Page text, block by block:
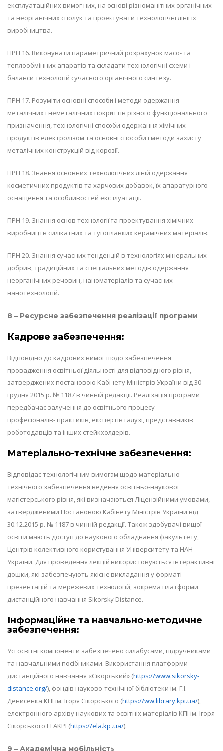
експлуатаційних вимог них, на основі різноманітних органічних
та неорганічних сполук та проектувати технологічні лінії їх
виробництва.
ПРН 16. Виконувати параметричний розрахунок масо- та
теплообмінних апаратів та складати технологічні схеми і
баланси технологій сучасного органічного синтезу.
ПРН 17. Розуміти основні способи і методи одержання
металічних і неметалічних покриттів різного функціонального
призначення, технологічні способи одержання хімічних
продуктів електролізом та основні способи і методи захисту
металічних конструкцій від корозії.
ПРН 18. Знання основних технологічних ліній одержання
косметичних продуктів та харчових добавок, їх апаратурного
оснащення та особливостей експлуатації.
ПРН 19. Знання основ технології та проектування хімічних
виробництв силікатних та тугоплавких керамічних матеріалів.
ПРН 20. Знання сучасних тенденцій в технологіях мінеральних
добрив, традиційних та спеціальних методів одержання
неорганічних речовин, наноматеріалів та сучасних
нанотехнологій.
8 – Ресурсне забезпечення реалізації програми
Кадрове забезпечення:
Відповідно до кадрових вимог щодо забезпечення
провадження освітньої діяльності для відповідного рівня,
затверджених постановою Кабінету Міністрів України від 30
грудня 2015 р. № 1187 в чинній редакції. Реалізація програми
передбачає залучення до освітнього процесу
професіоналів- практиків, експертів галузі, представників
роботодавців та інших стейкхолдерів.
Матеріально-технічне забезпечення:
Відповідає технологічним вимогам щодо матеріально-
технічного забезпечення ведення освітньо-наукової
магістерського рівня, які визначаються Ліцензійними умовами,
затвердженими Постановою Кабінету Міністрів України від
30.12.2015 р. № 1187 в чинній редакції. Також здобувачі вищої
освіти мають доступ до наукового обладнання факультету,
Центрів колективного користування Університету та НАН
України. Для проведення лекцій використовуються інтерактивні
дошки, які забезпечують якісне викладання у форматі
презентацій та мережевих технологій, зокрема платформи
дистанційного навчання Sikorsky Distance.
Інформаційне та навчально-методичне
забезпечення:
Усі освітні компоненти забезпечено силабусами, підручниками
та навчальними посібниками. Використання платформи
дистанційного навчання «Сікорський» (https://www.sikorsky-
distance.org/), фондів науково-технічної бібліотеки ім. Г.І.
Денисенка КПІ ім. Ігоря Сікорського (https://ww.library.kpi.ua/),
електронного архіву наукових та освітніх матеріалів КПІ ім. Ігоря
Сікорського ELAKPI (https://ela.kpi.ua/).
9 – Академічна мобільність